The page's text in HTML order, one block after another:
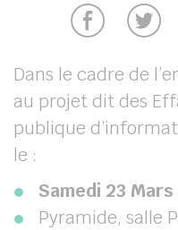
Dans le cadre de
au projet dit des
publique
le :
Samedi 23
Pyramide, salle